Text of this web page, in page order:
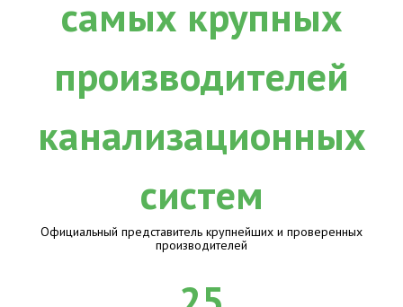
Официальный представитель крупнейших и проверенных
производителей